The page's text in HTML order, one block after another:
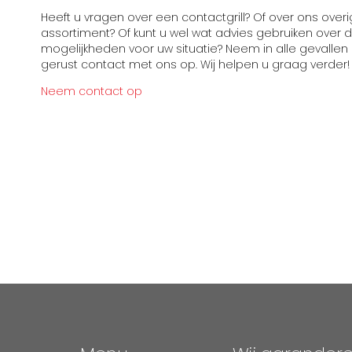
Heeft u vragen over een contactgrill? Of over ons
assortiment? Of kunt u wel wat advies gebruiken over
mogelijkheden voor uw situatie? Neem in alle gevallen
gerust contact met ons op. Wij helpen u graag verder!
Neem contact op